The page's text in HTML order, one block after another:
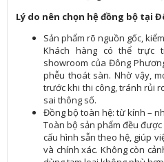
Lý do nên chọn hệ đồng bộ tại
Sản phẩm rõ nguồn gốc,
Khách hàng có thể trực
showroom của Đông
phễu thoát sàn. Nhờ vậy,
trước khi thi công, tránh rủi
sai thông số.
Đồng bộ toàn hệ: từ kính –
Toàn bộ sản phẩm đều
cấu hình sẵn theo hệ, giúp
và chính xác. Không còn